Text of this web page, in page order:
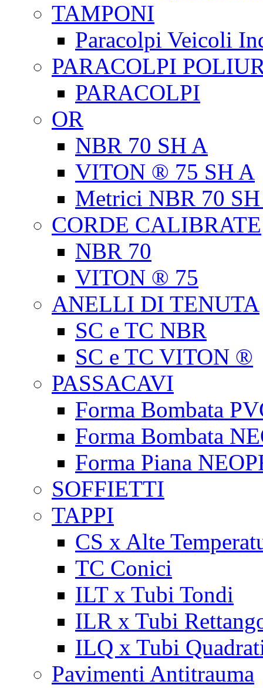
TAMPONI
Paracolpi Veicoli
PARACOLPI
PARACOLPI
OR
NBR 70 SH A
VITON ® 75 SH A
Metrici NBR 70
CORDE CALIBRATE
NBR 70
VITON ® 75
ANELLI DI TENUTA
SC e TC NBR
SC e TC VITON ®
PASSACAVI
Forma Bombata
Forma Bombata
Forma Piana
SOFFIETTI
TAPPI
CS x Alte
TC Conici
ILT x Tubi Tondi
ILR x Tubi
ILQ x Tubi
Pavimenti Antitrauma